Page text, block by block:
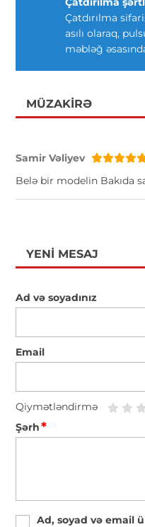
Çatdırılma
asılı olaraq,
məbləğ
MÜZAKIRƏ
Samir Vəliyev
Belə bir modelin Bakıda
YENI MESAJ
Ad və soyadınız
Email
Qiymətləndirmə
Şərh*
Ad, soyad və email